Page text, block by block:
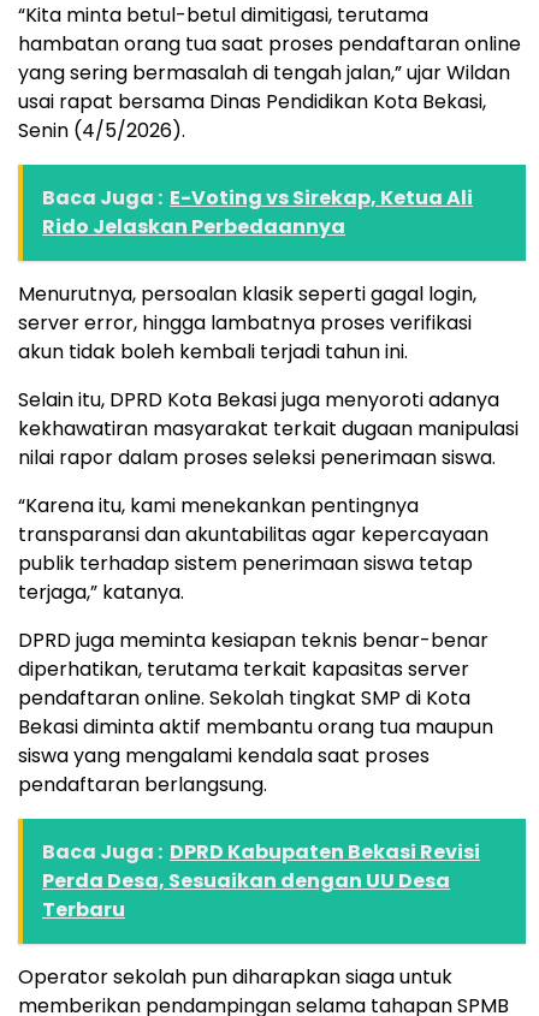
“Kita minta betul-betul dimitigasi, terutama
hambatan orang tua saat proses pendaftaran online
yang sering bermasalah di tengah jalan,” ujar Wildan
usai rapat bersama Dinas Pendidikan Kota Bekasi,
Senin (4/5/2026).
Baca Juga : E-Voting vs Sirekap, Ketua Ali
Rido Jelaskan Perbedaannya
Menurutnya, persoalan klasik seperti gagal login,
server error, hingga lambatnya proses verifikasi
akun tidak boleh kembali terjadi tahun ini.
Selain itu, DPRD Kota Bekasi juga menyoroti adanya
kekhawatiran masyarakat terkait dugaan manipulasi
nilai rapor dalam proses seleksi penerimaan siswa.
“Karena itu, kami menekankan pentingnya
transparansi dan akuntabilitas agar kepercayaan
publik terhadap sistem penerimaan siswa tetap
terjaga,” katanya.
DPRD juga meminta kesiapan teknis benar-benar
diperhatikan, terutama terkait kapasitas server
pendaftaran online. Sekolah tingkat SMP di Kota
Bekasi diminta aktif membantu orang tua maupun
siswa yang mengalami kendala saat proses
pendaftaran berlangsung.
Baca Juga : DPRD Kabupaten Bekasi Revisi
Perda Desa, Sesuaikan dengan UU Desa
Terbaru
Operator sekolah pun diharapkan siaga untuk
memberikan pendampingan selama tahapan SPMB